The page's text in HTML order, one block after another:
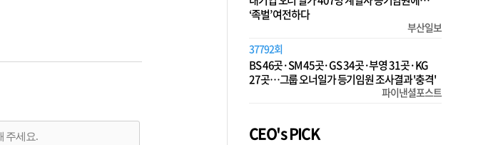
‘족벌’ 여전하다
부산일보
37792회
BS 46곳·SM 45곳·GS 34곳·부영 31곳·KG
27곳…그룹 오너일가 등기임원 조사결과 '충격'
파이낸셜포스트
CEO's PICK